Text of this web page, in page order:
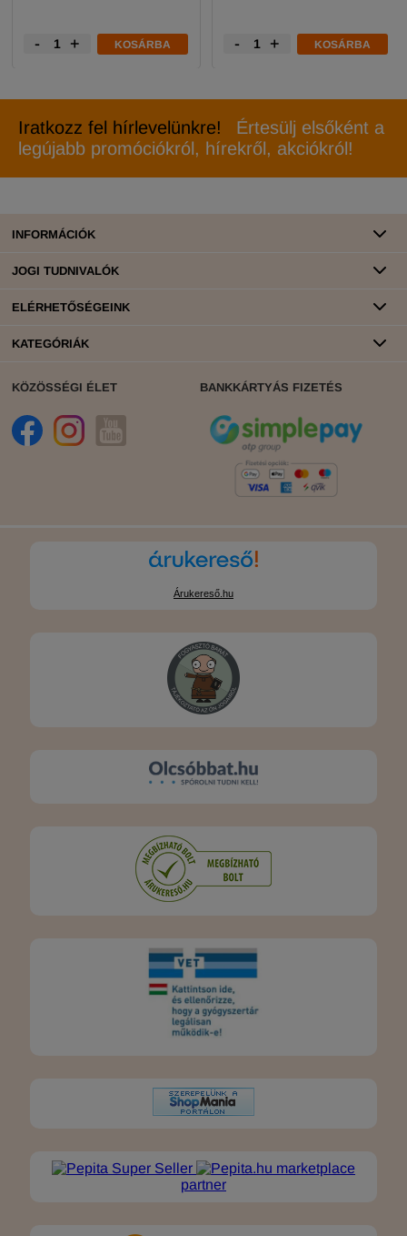
- + KOSÁRBA - + KOSÁRBA
Iratkozz fel hírlevelünkre!
Értesülj elsőként a
legújabb promóciókról, hírekről, akciókról!
INFORMÁCIÓK
JOGI TUDNIVALÓK
ELÉRHETŐSÉGEINK
KATEGÓRIÁK
KÖZÖSSÉGI ÉLET BANKKÁRTYÁS FIZETÉS
Árukereső.hu
marketplace
partner